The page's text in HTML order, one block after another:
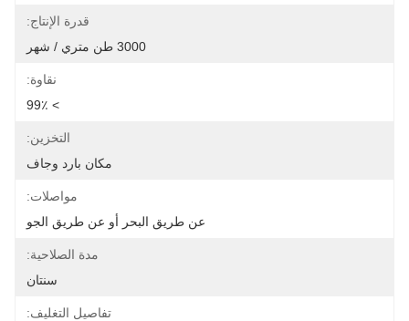
قدرة الإنتاج:
3000 طن متري / شهر
نقاوة:
> 99٪
التخزين:
مكان بارد وجاف
مواصلات:
عن طريق البحر أو عن طريق الجو
مدة الصلاحية:
سنتان
تفاصيل التغليف: